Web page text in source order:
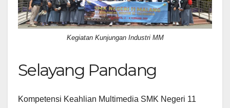
Kegiatan Kunjungan Industri MM
Selayang Pandang
Kompetensi Keahlian Multimedia SMK Negeri 11